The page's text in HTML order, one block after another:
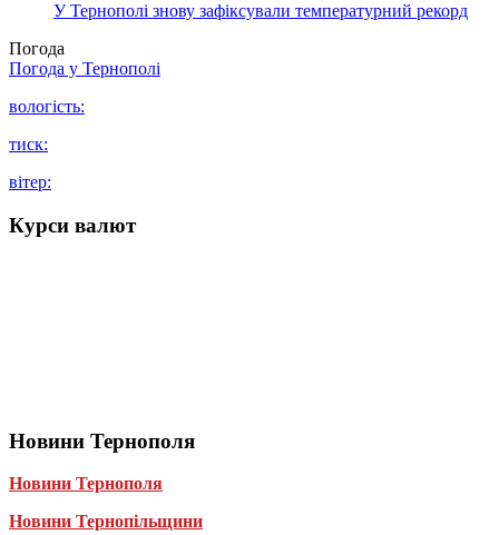
У Тернополі знову зафіксували температурний рекорд
Погода
Погода у Тернополі
вологість:
тиск:
вітер:
Курси валют
Новини Тернополя
Новини Тернополя
Новини Тернопільщини